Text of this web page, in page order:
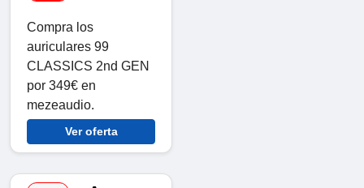
Compra los
auriculares 99
CLASSICS 2nd GEN
por 349€ en
mezeaudio.
Ver oferta